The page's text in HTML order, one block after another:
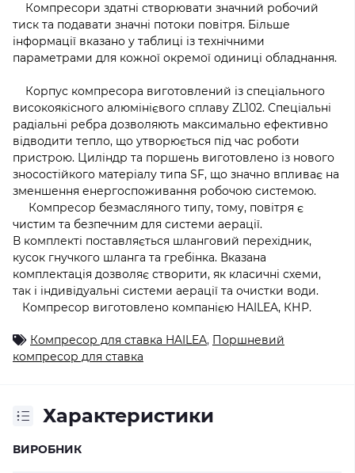
Компресори здатні створювати значний робочий
тиск та подавати значні потоки повітря. Більше
інформації вказано у таблиці із технічними
параметрами для кожної окремої одиниці обладнання.
Корпус компресора виготовлений із спеціального
високоякісного алюмінієвого сплаву ZL102. Спеціальні
радіальні ребра дозволяють максимально ефективно
відводити тепло, що утворюється під час роботи
пристрою. Циліндр та поршень виготовлено із нового
зносостійкого матеріалу типа SF, що значно впливає на
зменшення енергоспоживання робочою системою.
Компресор безмасляного типу, тому, повітря є
чистим та безпечним для системи аерації.
В комплекті поставляється шланговий перехідник,
кусок гнучкого шланга та гребінка. Вказана
комплектація дозволяє створити, як класичні схеми,
так і індивідуальні системи аерації та очистки води.
Компресор виготовлено компанією HAILEA, КНР.
Компресор для ставка HAILEA, Поршневий
компресор для ставка
Характеристики
ВИРОБНИК